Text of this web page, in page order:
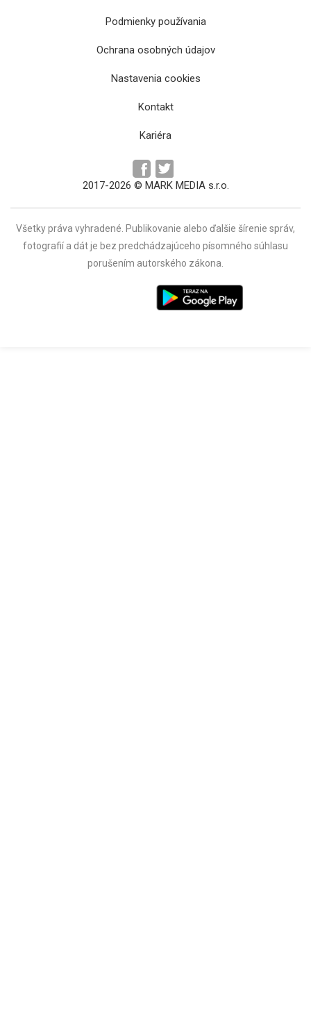
Podmienky používania
Ochrana osobných údajov
Nastavenia cookies
Kontakt
Kariéra
2017-2026 © MARK MEDIA s.r.o.
Všetky práva vyhradené. Publikovanie alebo ďalšie šírenie správ,
fotografií a dát je bez predchádzajúceho písomného súhlasu
porušením autorského zákona.